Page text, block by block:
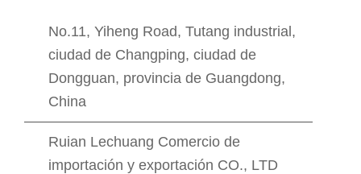
No.11, Yiheng Road, Tutang industrial,
ciudad de Changping, ciudad de
Dongguan, provincia de Guangdong,
China
Ruian Lechuang Comercio de
importación y exportación CO., LTD